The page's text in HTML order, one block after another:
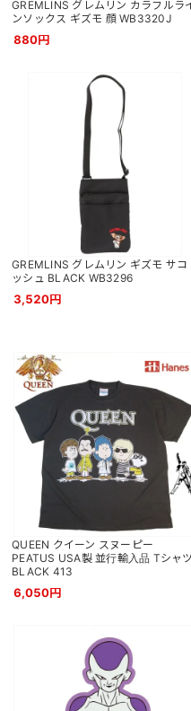
GREMLINS グレムリン カラフルラ
ンソックス ギズモ 顔 WB3320J
880円
GREMLINS グレムリン ギズモ サコ
ッシュ BLACK WB3296
3,520円
QUEEN クイーン スヌーピー
PEATUS USA製 並行輸入品 Tシャツ
BLACK 413
6,050円